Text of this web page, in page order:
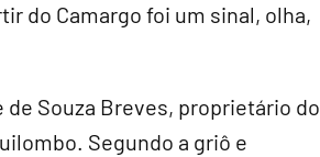
do Camargo foi um sinal, olha,
Souza Breves, proprietário do
Segundo a griô e